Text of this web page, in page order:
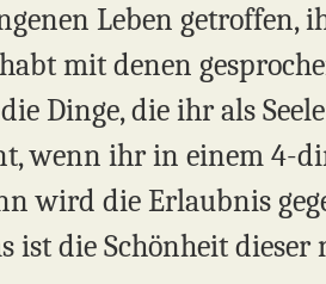
Leben getroffen,
mit denen
Dinge, die ihr als
wenn ihr in einem 4-
wird die Erlaubnis
ist die Schönheit dieser